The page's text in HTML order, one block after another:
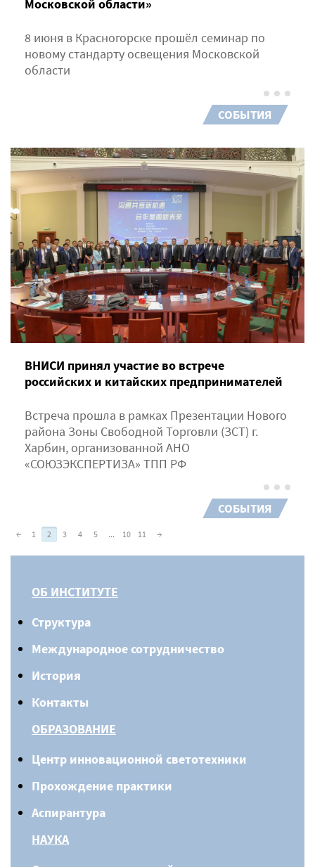
Московской области»
8 июня в Красногорске прошёл семинар по
новому стандарту освещения Московской
области
СОБЫТИЯ
ВНИСИ принял участие во встрече
российских и китайских предпринимателей
Встреча прошла в рамках Презентации Нового
района Зоны Свободной Торговли (ЗСТ) г.
Харбин, организованной АНО
«СОЮЗЭКСПЕРТИЗА» ТПП РФ
СОБЫТИЯ
← 1 2 3 4 5 ... 10 11 →
ОБ ИНСТИТУТЕ
Структура
Международное сотрудничество
История
Контакты
ОБРАЗОВАНИЕ
Центр инновационной светотехники
Прохождение практики
Аспирантура
НАУКА